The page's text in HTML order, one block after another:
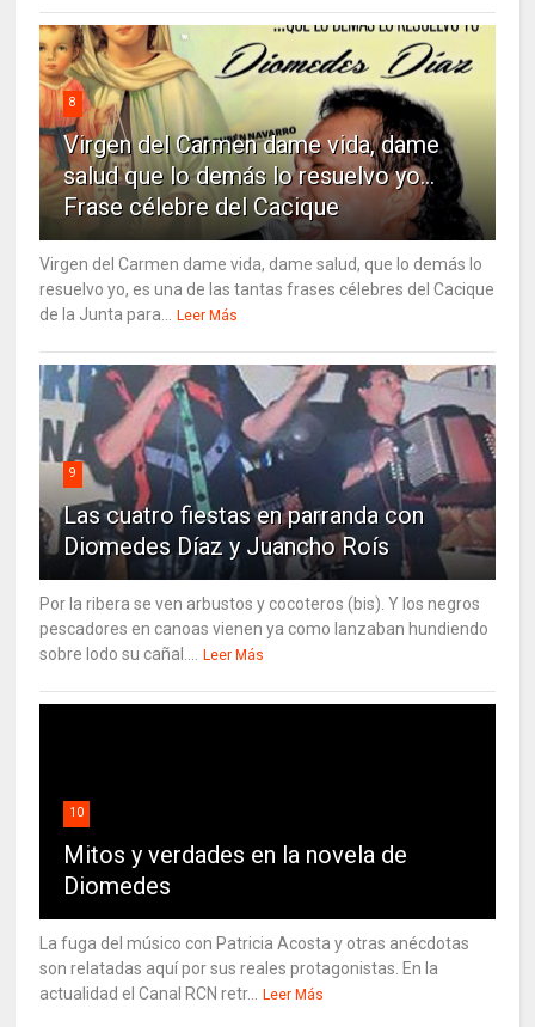
8
Virgen del Carmen dame vida, dame
salud que lo demás lo resuelvo yo…
Frase célebre del Cacique
Virgen del Carmen dame vida, dame salud, que lo demás lo
resuelvo yo, es una de las tantas frases célebres del Cacique
de la Junta para... Leer Más
9
Las cuatro fiestas en parranda con
Diomedes Díaz y Juancho Roís
Por la ribera se ven arbustos y cocoteros (bis). Y los negros
pescadores en canoas vienen ya como lanzaban hundiendo
sobre lodo su cañal.... Leer Más
10
Mitos y verdades en la novela de
Diomedes
La fuga del músico con Patricia Acosta y otras anécdotas
son relatadas aquí por sus reales protagonistas. En la
actualidad el Canal RCN retr... Leer Más